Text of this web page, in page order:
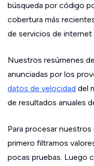
búsqueda por código
cobertura más
de servicios de internet
Nuestros resúmenes
anunciadas por los
datos de velocidad del
de resultados anuales
Para procesar
primero filtramos
pocas pruebas. Luego